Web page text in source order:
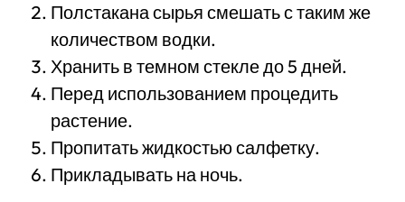
Полстакана сырья смешать с таким же
количеством водки.
Хранить в темном стекле до 5 дней.
Перед использованием процедить
растение.
Пропитать жидкостью салфетку.
Прикладывать на ночь.